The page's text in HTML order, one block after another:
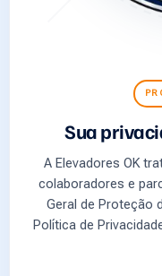
Sua
A Elevadores OK
colaboradores e
Geral de Proteção
Política de